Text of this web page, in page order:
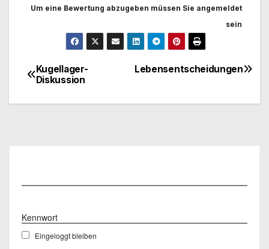
Um eine Bewertung abzugeben müssen Sie angemeldet
sein
Beitragsnavigation
Lebensentscheidungen
Kugellager-
Diskussion
Kennwort
Eingeloggt bleiben